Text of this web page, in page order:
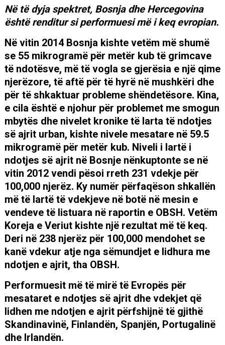
Në të dyja spektret, Bosnja dhe Hercegovina
është renditur si performuesi më i keq evropian.
Në vitin 2014 Bosnja kishte vetëm më shumë
se 55 mikrogramë për metër kub të grimcave
të ndotësve, më të vogla se gjerësia e një qime
njerëzore, të aftë për të hyrë në mushkëri dhe
për të shkaktuar probleme shëndetësore. Kina,
e cila është e njohur për problemet me smogun
mbytës dhe nivelet kronike të larta të ndotjes
së ajrit urban, kishte nivele mesatare në 59.5
mikrogramë për metër kub. Niveli i lartë i
ndotjes së ajrit në Bosnje nënkuptonte se në
vitin 2012 vendi pësoi rreth 231 vdekje për
100,000 njerëz. Ky numër përfaqëson shkallën
më të lartë të vdekjeve në botë në mesin e
vendeve të listuara në raportin e OBSH. Vetëm
Koreja e Veriut kishte një rezultat më të keq.
Deri në 238 njerëz për 100,000 mendohet se
kanë vdekur atje nga sëmundjet e lidhura me
ndotjen e ajrit, tha OBSH.
Performuesit më të mirë të Evropës për
mesataret e ndotjes së ajrit dhe vdekjet që
lidhen me ndotjen e ajrit përfshijnë të gjithë
Skandinavinë, Finlandën, Spanjën, Portugalinë
dhe Irlandën.